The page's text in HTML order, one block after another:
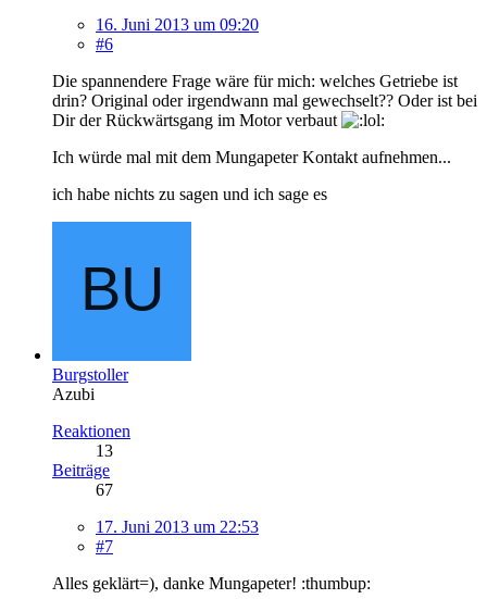
16. Juni 2013 um 09:20
#6
Die spannendere Frage wäre für mich: welches Getriebe ist
drin? Original oder irgendwann mal gewechselt?? Oder ist bei
Dir der Rückwärtsgang im Motor verbaut
Ich würde mal mit dem Mungapeter Kontakt aufnehmen...
ich habe nichts zu sagen und ich sage es
Burgstoller
Azubi
Reaktionen
13
Beiträge
67
17. Juni 2013 um 22:53
#7
Alles geklärt=), danke Mungapeter! :thumbup: